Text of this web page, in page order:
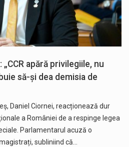
apără privilegiile, nu
să-și dea demisia de
Daniel Ciornei, reacționează dur
a României de a respinge legea
Parlamentarul acuză o
subliniind că…